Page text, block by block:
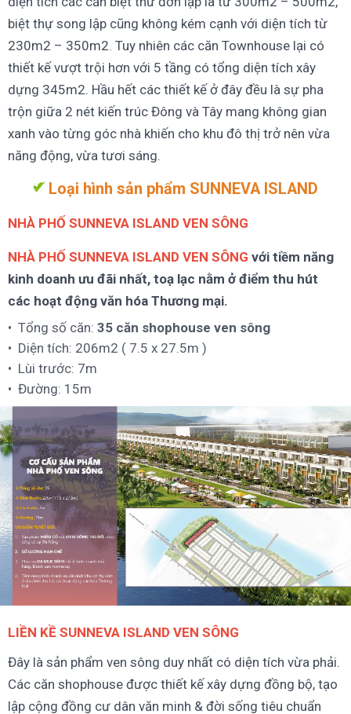
biệt thự song lập cũng không kém cạnh với diện tích từ
230m2 – 350m2. Tuy nhiên các căn Townhouse lại có
thiết kế vượt trội hơn với 5 tầng có tổng diện tích xây
dựng 345m2. Hầu hết các thiết kế ở đây đều là sự pha
trộn giữa 2 nét kiến trúc Đông và Tây mang không gian
xanh vào từng góc nhà khiến cho khu đô thị trở nên vừa
năng động, vừa tươi sáng.
Loại hình sản phẩm SUNNEVA ISLAND
NHÀ PHỐ SUNNEVA ISLAND VEN SÔNG
NHÀ PHỐ SUNNEVA ISLAND VEN SÔNG với tiềm năng
kinh doanh ưu đãi nhất, toạ lạc nằm ở điểm thu hút
các hoạt động văn hóa Thương mại.
Tổng số căn: 35 căn shophouse ven sông
Diện tích: 206m2 ( 7.5 x 27.5m )
Lùi trước: 7m
Đường: 15m
LIỀN KỀ SUNNEVA ISLAND VEN SÔNG
Đây là sản phẩm ven sông duy nhất có diện tích vừa phải.
Các căn shophouse được thiết kế xây dựng đồng bộ, tạo
lập cộng đồng cư dân văn minh & đời sống tiêu chuẩn